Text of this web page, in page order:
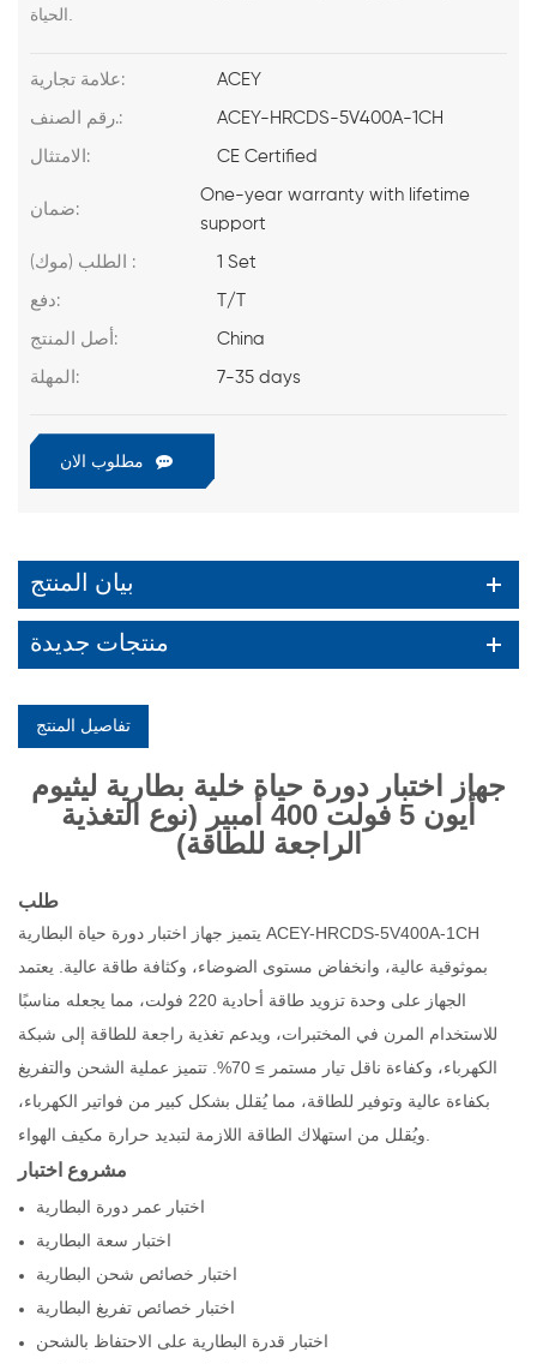
الحياة.
علامة تجارية: ACEY
رقم الصنف.: ACEY-HRCDS-5V400A-1CH
الامتثال: CE Certified
ضمان:
One-year warranty with lifetime
support
الطلب (موك) : 1 Set
دفع: T/T
أصل المنتج: China
المهلة: 7-35 days
مطلوب الان
بيان المنتج
منتجات جديدة
تفاصيل المنتج
جهاز اختبار دورة حياة خلية بطارية ليثيوم
أيون 5 فولت 400 أمبير (نوع التغذية
الراجعة للطاقة)
طلب
يتميز جهاز اختبار دورة حياة البطارية ACEY-HRCDS-5V400A-1CH
بموثوقية عالية، وانخفاض مستوى الضوضاء، وكثافة طاقة عالية. يعتمد
الجهاز على وحدة تزويد طاقة أحادية 220 فولت، مما يجعله مناسبًا
للاستخدام المرن في المختبرات، ويدعم تغذية راجعة للطاقة إلى شبكة
الكهرباء، وكفاءة ناقل تيار مستمر ≥ 70%. تتميز عملية الشحن والتفريغ
بكفاءة عالية وتوفير للطاقة، مما يُقلل بشكل كبير من فواتير الكهرباء،
ويُقلل من استهلاك الطاقة اللازمة لتبديد حرارة مكيف الهواء.
مشروع اختبار
اختبار عمر دورة البطارية
اختبار سعة البطارية
اختبار خصائص شحن البطارية
اختبار خصائص تفريغ البطارية
اختبار قدرة البطارية على الاحتفاظ بالشحن